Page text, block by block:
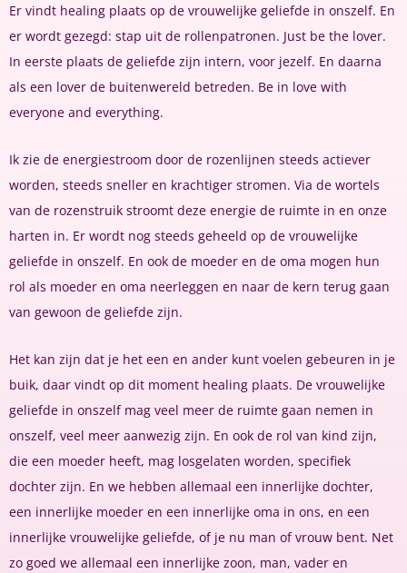
Er vindt healing plaats op de vrouwelijke geliefde in onszelf. En
er wordt gezegd: stap uit de rollenpatronen. Just be the lover.
In eerste plaats de geliefde zijn intern, voor jezelf. En daarna
als een lover de buitenwereld betreden. Be in love with
everyone and everything.
Ik zie de energiestroom door de rozenlijnen steeds actiever
worden, steeds sneller en krachtiger stromen. Via de wortels
van de rozenstruik stroomt deze energie de ruimte in en onze
harten in. Er wordt nog steeds geheeld op de vrouwelijke
geliefde in onszelf. En ook de moeder en de oma mogen hun
rol als moeder en oma neerleggen en naar de kern terug gaan
van gewoon de geliefde zijn.
Het kan zijn dat je het een en ander kunt voelen gebeuren in je
buik, daar vindt op dit moment healing plaats. De vrouwelijke
geliefde in onszelf mag veel meer de ruimte gaan nemen in
onszelf, veel meer aanwezig zijn. En ook de rol van kind zijn,
die een moeder heeft, mag losgelaten worden, specifiek
dochter zijn. En we hebben allemaal een innerlijke dochter,
een innerlijke moeder en een innerlijke oma in ons, en een
innerlijke vrouwelijke geliefde, of je nu man of vrouw bent. Net
zo goed we allemaal een innerlijke zoon, man, vader en